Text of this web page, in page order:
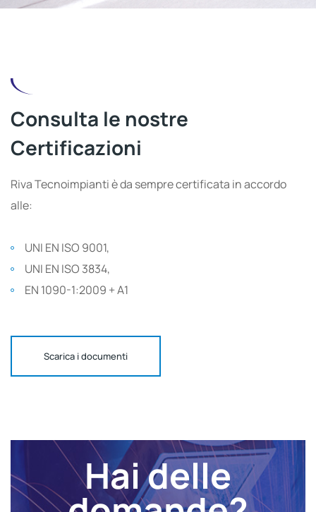
Consulta le nostre
Certificazioni
Riva Tecnoimpianti è da sempre certificata in accordo
alle:
UNI EN ISO 9001,
UNI EN ISO 3834,
EN 1090-1:2009 + A1
Scarica i documenti
Hai delle